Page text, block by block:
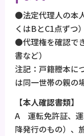
●法定代理人の本
くはBとC1点ずつ）
●代理権を確認で
書など）
注記：戸籍謄本に
は同一世帯の親の
【本人確認書類】
A 運転免許証、運
降発行のもの）、